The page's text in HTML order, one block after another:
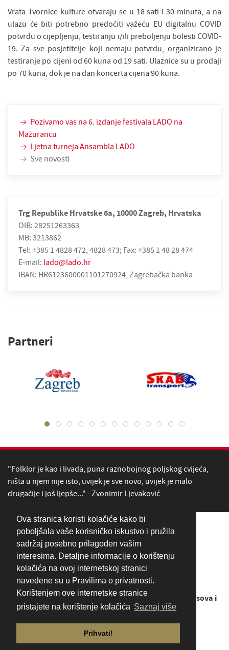
Ova stranica koristi kolačiće kako bi
poboljšala vaše korisničko iskustvo i pružila
sadržaj posebno prilagođen vašim
interesima. Detaljne informacije o korištenju
kolačića na ovoj internetskoj stranici
navedene su u Pravilima o privatnosti.
Korištenjem ove internetske stranice
pristajete na korištenje kolačića Saznaj više
Prihvati!
Vrata Tvornice kulture otvaraju se u 18 sati i 30 minuta, a na
ulazu će biti potrebno predočiti važeću EU digitalnu COVID
potvrdu o cijepljenju, testiranju i/ili preboljenju bolesti COVID-
19. Za sve posjetitelje koji nemaju potvrdu, organizirano je
testiranje po cijeni od 60 kuna od 19 sati. Ulaznice su u prodaji
po 70 kuna, dok je na dan koncerta cijena 90 kuna.
Pozivamo vas na 6. izdanje festivala LADO na
Mažurancu
Ljetna turneja Ansambla LADO
Sve novosti
Trg Republike Hrvatske 6a, 10000 Zagreb, Hrvatska
OIB: 28251263363
MB: 3213862
Tel: +385 1 4828 472, 4828 473; Fax: +385 1 48 28 474
E-mail: lado@lado.hr
IBAN: HR6123600001101270924, Zagrebačka banka
Partneri
"Folklor je kao i livada, puna raznobojnog poljskog cvijeća,
ništa u njem nije isto, uvijek je sve novo, uvijek je malo
drugačije i još ljepše..." - Zvonimir Ljevaković
Copyright © 1949. - 2026LADO - Ansambl narodnih plesova i
pjesama Hrvatske